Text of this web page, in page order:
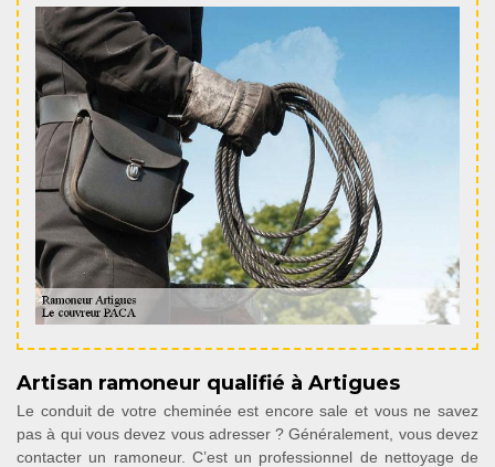
Artisan ramoneur qualifié à Artigues
Le conduit de votre cheminée est encore sale et vous ne savez
pas à qui vous devez vous adresser ? Généralement, vous devez
contacter un ramoneur. C’est un professionnel de nettoyage de